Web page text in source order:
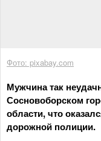
Фото: pixabay.com
Мужчина так
Сосновоборском
области, что
дорожной полиции.